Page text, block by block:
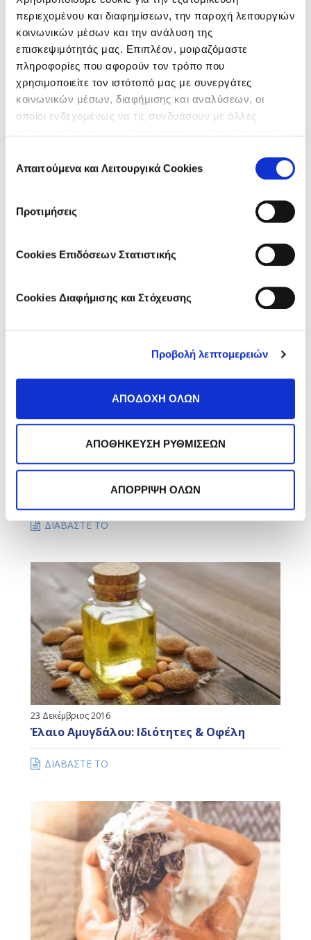
περιεχομένου και διαφημίσεων, την παροχή λειτουργιών
κοινωνικών μέσων και την ανάλυση της
επισκεψιμότητάς μας. Επιπλέον, μοιραζόμαστε
πληροφορίες που αφορούν τον τρόπο που
χρησιμοποιείτε τον ιστότοπό μας με συνεργάτες
κοινωνικών μέσων, διαφήμισης και αναλύσεων, οι
οποίοι ενδεχομένως να τις συνδυάσουν με άλλες
των υπηρεσιών τους.
συγκατάθεσης
Απαιτούμενα και Λειτουργικά Cookies
Προτιμήσεις
Cookies Επιδόσεων Στατιστικής
Cookies Διαφήμισης και Στόχευσης
Προβολή λεπτομερειών
ΑΠΟΔΟΧΗ ΟΛΩΝ
ΑΠΟΘΗΚΕΥΣΗ ΡΥΘΜΙΣΕΩΝ
ΑΠΟΡΡΙΨΗ ΟΛΩΝ
LEAVE A COMMENT
22 Φεβρουάριος 2023
Σμηγματορροϊκή Δερματίτιδα στο Κεφάλι:
ΔΙΑΒΑΣΤΕ ΤΟ
23 Δεκέμβριος 2016
Έλαιο Αμυγδάλου: Ιδιότητες & Οφέλη
ΔΙΑΒΑΣΤΕ ΤΟ